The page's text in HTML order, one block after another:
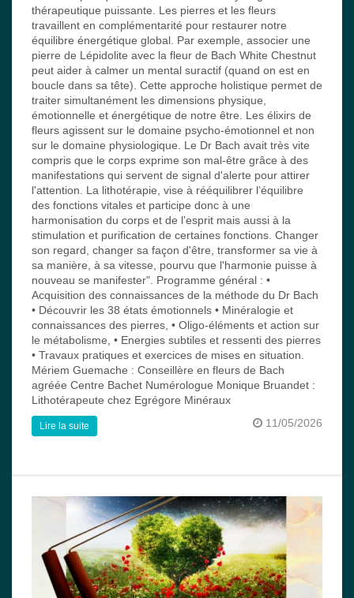
thérapeutique puissante. Les pierres et les fleurs
travaillent en complémentarité pour restaurer notre
équilibre énergétique global. Par exemple, associer une
pierre de Lépidolite avec la fleur de Bach White Chestnut
peut aider à calmer un mental suractif (quand on est en
boucle dans sa tête). Cette approche holistique permet de
traiter simultanément les dimensions physique,
émotionnelle et énergétique de notre être. Les élixirs de
fleurs agissent sur le domaine psycho-émotionnel et non
sur le domaine physiologique. Le Dr Bach avait très vite
compris que le corps exprime son mal-être grâce à des
manifestations qui servent de signal d'alerte pour attirer
l'attention. La lithotérapie, vise à rééquilibrer l’équilibre
des fonctions vitales et participe donc à une
harmonisation du corps et de l’esprit mais aussi à la
stimulation et purification de certaines fonctions. Changer
son regard, changer sa façon d'être, transformer sa vie à
sa manière, à sa vitesse, pourvu que l'harmonie puisse à
nouveau se manifester". Programme général : •
Acquisition des connaissances de la méthode du Dr Bach
• Découvrir les 38 états émotionnels • Minéralogie et
connaissances des pierres, • Oligo-éléments et action sur
le métabolisme, • Energies subtiles et ressenti des pierres
• Travaux pratiques et exercices de mises en situation.
Mériem Guemache : Conseillère en fleurs de Bach
agréée Centre Bachet Numérologue Monique Bruandet :
Lithotérapeute chez Egrégore Minéraux
11/05/2026
Lire la suite